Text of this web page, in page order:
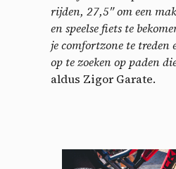
rijden, 27,5″ om een
en speelse fiets te
je comfortzone te
op te zoeken op paden
aldus Zigor Garate.